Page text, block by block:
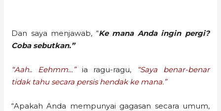
Dan saya menjawab, “Ke mana Anda ingin pergi?
Coba sebutkan.”
“Aah.. Eehmm…”ia ragu-ragu,
“Saya benar-benar
tidak tahu secara persis hendak ke mana.”
“Apakah Anda mempunyai gagasan secara umum,